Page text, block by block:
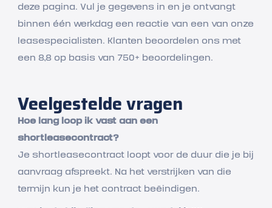
deze pagina. Vul je gegevens in en je ontvangt
binnen één werkdag een reactie van een van onze
leasespecialisten. Klanten beoordelen ons met
een 8,8 op basis van 750+ beoordelingen.
Veelgestelde vragen
Hoe lang loop ik vast aan een
shortleasecontract?
Je shortleasecontract loopt voor de duur die je bij
aanvraag afspreekt. Na het verstrijken van die
termijn kun je het contract beëindigen.